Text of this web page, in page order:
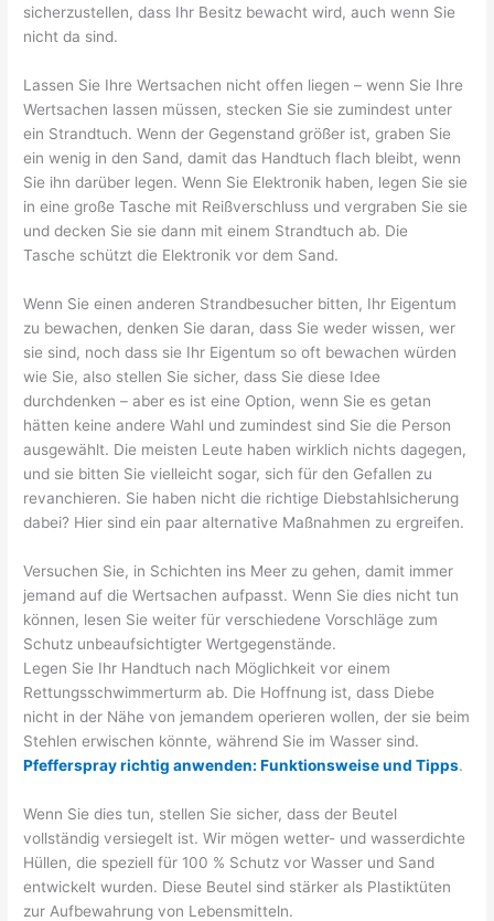
sicherzustellen, dass Ihr Besitz bewacht wird, auch wenn Sie
nicht da sind.
Lassen Sie Ihre Wertsachen nicht offen liegen – wenn Sie Ihre
Wertsachen lassen müssen, stecken Sie sie zumindest unter
ein Strandtuch. Wenn der Gegenstand größer ist, graben Sie
ein wenig in den Sand, damit das Handtuch flach bleibt, wenn
Sie ihn darüber legen. Wenn Sie Elektronik haben, legen Sie sie
in eine große Tasche mit Reißverschluss und vergraben Sie sie
und decken Sie sie dann mit einem Strandtuch ab. Die
Tasche schützt die Elektronik vor dem Sand.
Wenn Sie einen anderen Strandbesucher bitten, Ihr Eigentum
zu bewachen, denken Sie daran, dass Sie weder wissen, wer
sie sind, noch dass sie Ihr Eigentum so oft bewachen würden
wie Sie, also stellen Sie sicher, dass Sie diese Idee
durchdenken – aber es ist eine Option, wenn Sie es getan
hätten keine andere Wahl und zumindest sind Sie die Person
ausgewählt. Die meisten Leute haben wirklich nichts dagegen,
und sie bitten Sie vielleicht sogar, sich für den Gefallen zu
revanchieren. Sie haben nicht die richtige Diebstahlsicherung
dabei? Hier sind ein paar alternative Maßnahmen zu ergreifen.
Versuchen Sie, in Schichten ins Meer zu gehen, damit immer
jemand auf die Wertsachen aufpasst. Wenn Sie dies nicht tun
können, lesen Sie weiter für verschiedene Vorschläge zum
Schutz unbeaufsichtigter Wertgegenstände.
Legen Sie Ihr Handtuch nach Möglichkeit vor einem
Rettungsschwimmerturm ab. Die Hoffnung ist, dass Diebe
nicht in der Nähe von jemandem operieren wollen, der sie beim
Stehlen erwischen könnte, während Sie im Wasser sind.
Pfefferspray richtig anwenden: Funktionsweise und Tipps.
Wenn Sie dies tun, stellen Sie sicher, dass der Beutel
vollständig versiegelt ist. Wir mögen wetter- und wasserdichte
Hüllen, die speziell für 100 % Schutz vor Wasser und Sand
entwickelt wurden. Diese Beutel sind stärker als Plastiktüten
zur Aufbewahrung von Lebensmitteln.